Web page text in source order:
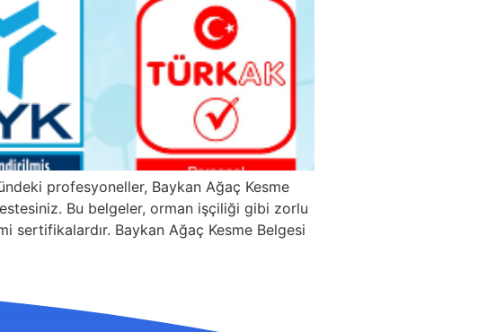
profesyoneller, Baykan Ağaç Kesme
Bu belgeler, orman işçiliği gibi zorlu
sertifikalardır. Baykan Ağaç Kesme Belgesi